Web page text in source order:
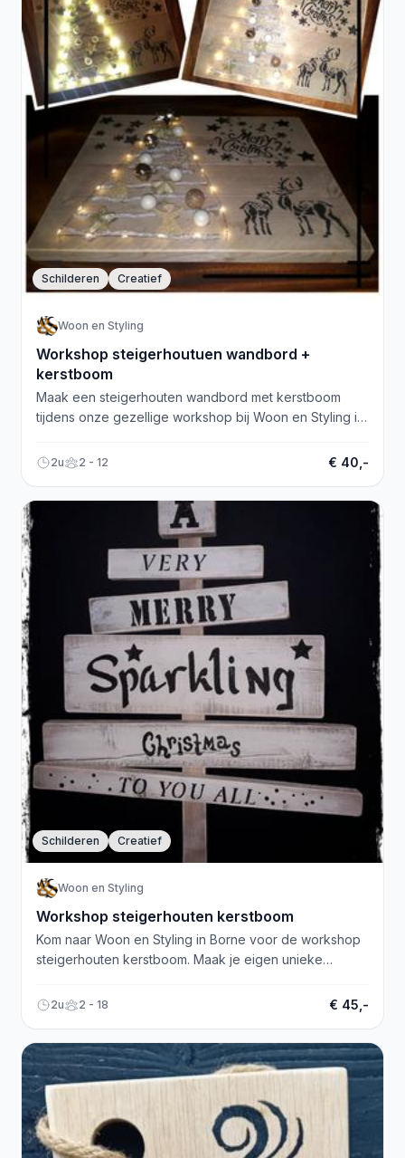
Schilderen Creatief
Woon en Styling
Workshop steigerhoutuen wandbord +
kerstboom
Maak een steigerhouten wandbord met kerstboom
tijdens onze gezellige workshop bij Woon en Styling in
2u 2 - 12 € 40,-
Schilderen Creatief
Woon en Styling
Workshop steigerhouten kerstboom
Kom naar Woon en Styling in Borne voor de workshop
steigerhouten kerstboom. Maak je eigen unieke
2u 2 - 18 € 45,-